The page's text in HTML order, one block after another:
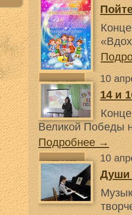
10
14 и
Великой Победы
Подробнее →
10
Души